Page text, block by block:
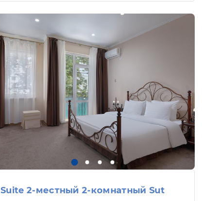
Suite 2-местный 2-комнатный Sut